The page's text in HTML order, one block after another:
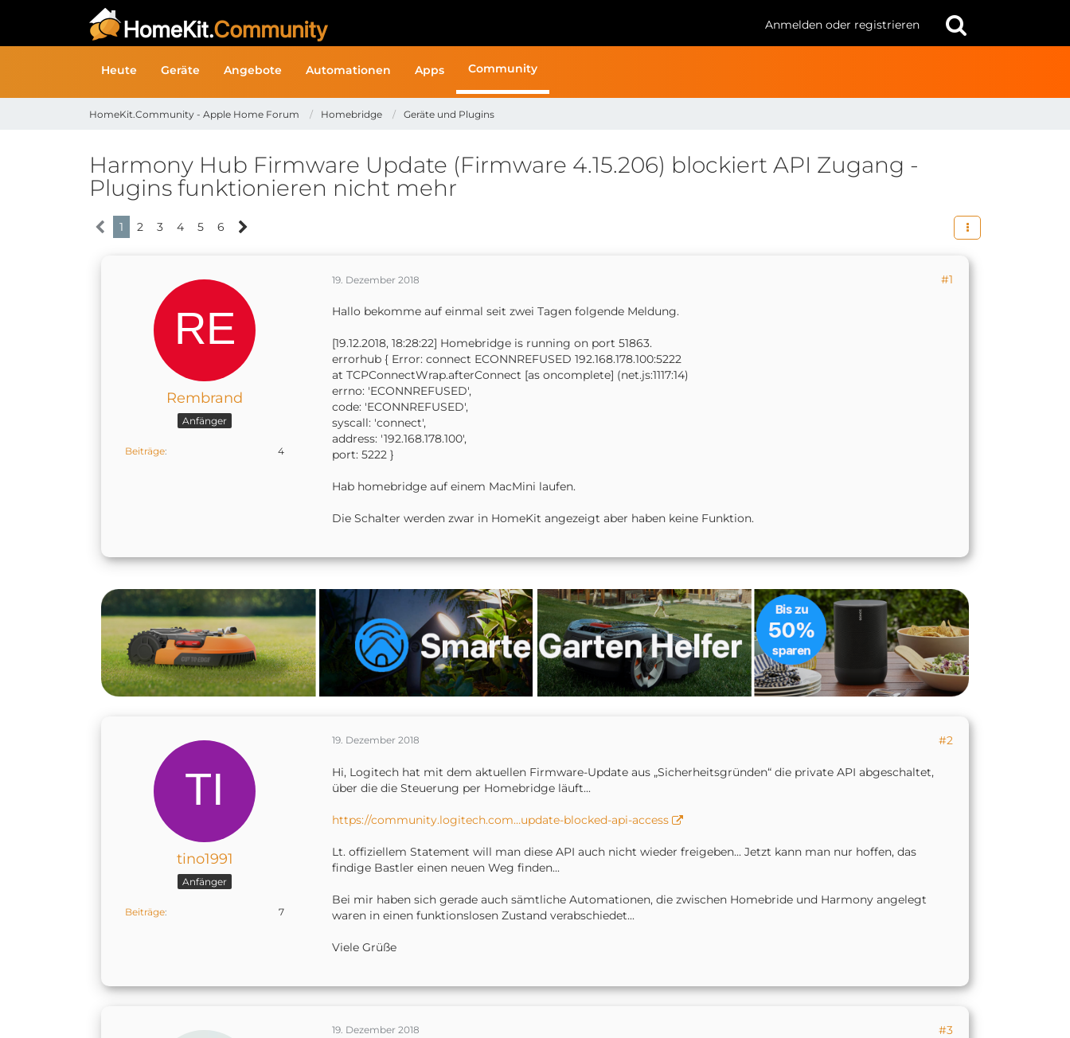
Anmelden oder registrieren
Heute Geräte Angebote Automationen Apps Community
HomeKit.Community - Apple Home Forum Homebridge Geräte und Plugins
Harmony Hub Firmware Update (Firmware 4.15.206) blockiert API Zugang -
Plugins funktionieren nicht mehr
1 2 3 4 5 6
Rembrand
Anfänger
Beiträge 4
19. Dezember 2018 #1
Hallo bekomme auf einmal seit zwei Tagen folgende Meldung.
[19.12.2018, 18:28:22] Homebridge is running on port 51863.
errorhub { Error: connect ECONNREFUSED 192.168.178.100:5222
at TCPConnectWrap.afterConnect [as oncomplete] (net.js:1117:14)
errno: 'ECONNREFUSED',
code: 'ECONNREFUSED',
syscall: 'connect',
address: '192.168.178.100',
port: 5222 }
Hab homebridge auf einem MacMini laufen.
Die Schalter werden zwar in HomeKit angezeigt aber haben keine Funktion.
tino1991
Anfänger
Beiträge 7
19. Dezember 2018 #2
Hi, Logitech hat mit dem aktuellen Firmware-Update aus „Sicherheitsgründen“ die private API abgeschaltet,
über die die Steuerung per Homebridge läuft...
https://community.logitech.com…update-blocked-api-access
Lt. offiziellem Statement will man diese API auch nicht wieder freigeben... Jetzt kann man nur hoffen, das
findige Bastler einen neuen Weg finden...
Bei mir haben sich gerade auch sämtliche Automationen, die zwischen Homebride und Harmony angelegt
waren in einen funktionslosen Zustand verabschiedet...
Viele Grüße
19. Dezember 2018 #3